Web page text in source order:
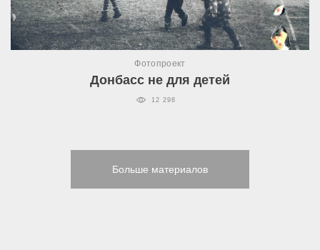
Фотопроект
Донбасс не для детей
12 298
Больше материалов